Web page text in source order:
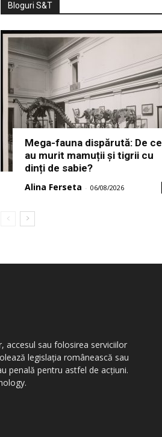
Bloguri S&T
Mega-fauna dispărută: De ce
au murit mamuții și tigrii cu
dinți de sabie?
Alina Ferseta - 06/08/2026
accesul sau folosirea serviciilor
legislația românească sau
penală pentru astfel de acțiuni.